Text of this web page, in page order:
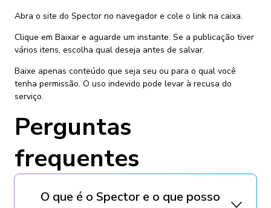
Abra o site do Spector no navegador e cole o link na caixa.
Clique em Baixar e aguarde um instante. Se a publicação tiver
vários itens, escolha qual deseja antes de salvar.
Baixe apenas conteúdo que seja seu ou para o qual você
tenha permissão. O uso indevido pode levar à recusa do
serviço.
Perguntas
frequentes
O que é o Spector e o que posso